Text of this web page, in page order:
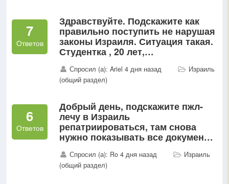
7
Ответов
Здравствуйте. Подскажите как
правильно поступить не нарушая
законы Израиля. Ситуация такая.
Студентка , 20 лет,
Израиль на 3 месяца, потому что
нужно будет вернуться в...
Спросил (а): Ariel 4 дня назад
Израиль
(общий раздел)
6
Ответов
Добрый день, подскажите пжл-
лечу в Израиль
репатриироваться, там снова
нужно показывать все документы
не хочет давать оригиналы своих
СОР , СОБ...
Спросил (а): Ro 4 дня назад
Израиль
(общий раздел)